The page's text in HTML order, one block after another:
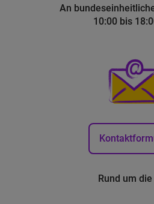
An
10:00 bis
Rund um die